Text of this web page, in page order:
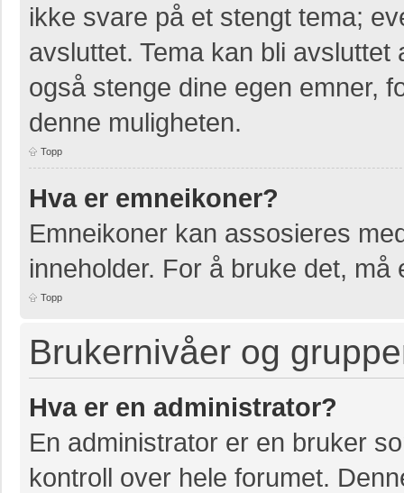
ikke svare på et stengt tema;
avsluttet. Tema kan bli
også stenge dine egen emner,
denne muligheten.
Topp
Hva er emneikoner?
Emneikoner kan assosieres
inneholder. For å bruke det,
Topp
Brukernivåer og
Hva er en administrator?
En administrator er en bruker
kontroll over hele forumet.